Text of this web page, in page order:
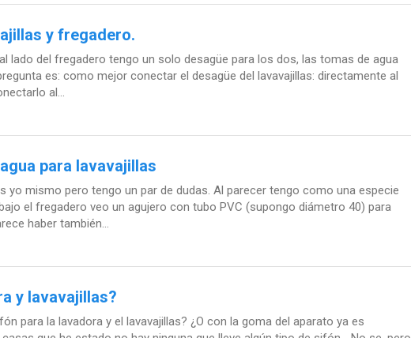
y fregadero.
lado del fregadero tengo un solo desagüe para los dos, las tomas de agua
es: como mejor conectar el desagüe del lavavajillas: directamente al
al...
para lavavajillas
yo mismo pero tengo un par de dudas. Al parecer tengo como una especie
el fregadero veo un agujero con tubo PVC (supongo diámetro 40) para
haber también...
y lavavajillas?
para la lavadora y el lavavajillas? ¿O con la goma del aparato ya es